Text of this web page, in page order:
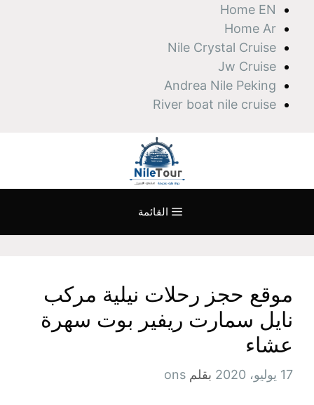
انتقل
المحتوى
Home EN
Home Ar
Nile Crystal Cruise
Jw Cruise
Andrea Nile Peking
River boat nile cruise
القائمة
موقع حجز رحلات نيلية مركب
نايل سمارت ريفير بوت سهرة
عشاء
17 يوليو، 2020 بقلم ons